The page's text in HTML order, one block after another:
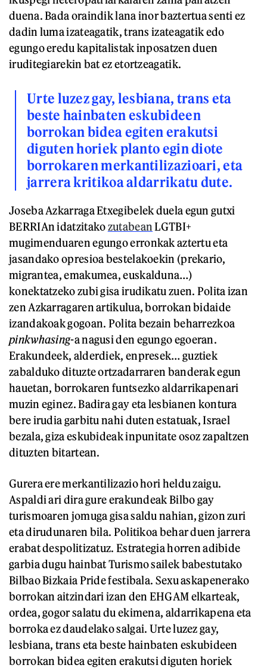
duena. Bada oraindik lana inor baztertua senti ez
dadin luma izateagatik, trans izateagatik edo
egungo eredu kapitalistak inposatzen duen
iruditegiarekin bat ez etortzeagatik.
Urte luzez gay, lesbiana, trans eta
beste hainbaten eskubideen
borrokan bidea egiten erakutsi
diguten horiek planto egin diote
borrokaren merkantilizazioari, eta
jarrera kritikoa aldarrikatu dute.
Joseba Azkarraga Etxegibelek duela egun gutxi
BERRIAn idatzitakozutabeanLGTBI+
mugimenduaren egungo erronkak aztertu eta
jasandako opresioa bestelakoekin (prekario,
migrantea, emakumea, euskalduna…)
konektatzeko zubi gisa irudikatu zuen. Polita izan
zen Azkarragaren artikulua, borrokan bidaide
izandakoak gogoan. Polita bezain beharrezkoa
pinkwhasing-a nagusi den egungo egoeran.
Erakundeek, alderdiek, enpresek… guztiek
zabalduko dituzte ortzadarraren banderak egun
hauetan, borrokaren funtsezko aldarrikapenari
muzin eginez. Badira gay eta lesbianen kontura
bere irudia garbitu nahi duten estatuak, Israel
bezala, giza eskubideak inpunitate osoz zapaltzen
dituzten bitartean.
Gurera ere merkantilizazio hori heldu zaigu.
Aspaldi ari dira gure erakundeak Bilbo gay
turismoaren jomuga gisa saldu nahian, gizon zuri
eta dirudunaren bila. Politikoa behar duen jarrera
erabat despolitizatuz. Estrategia horren adibide
garbia dugu hainbat Turismo sailek babestutako
Bilbao Bizkaia Pride festibala. Sexu askapenerako
borrokan aitzindari izan den EHGAM elkarteak,
ordea, gogor salatu du ekimena, aldarrikapena eta
borroka ez daudelako salgai. Urte luzez gay,
lesbiana, trans eta beste hainbaten eskubideen
borrokan bidea egiten erakutsi diguten horiek